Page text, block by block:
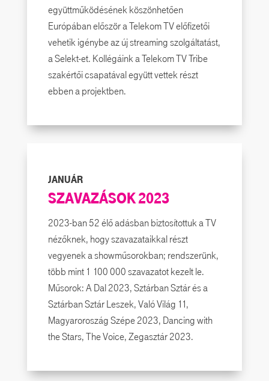
együttműködésének köszönhetően
Európában először a Telekom TV előfizetői
vehetik igénybe az új streaming szolgáltatást,
a Selekt-et. Kollégáink a Telekom TV Tribe
szakértői csapatával együtt vettek részt
ebben a projektben.
JANUÁR
SZAVAZÁSOK 2023
2023-ban 52 élő adásban biztosítottuk a TV
nézőknek, hogy szavazataikkal részt
vegyenek a showműsorokban; rendszerünk,
több mint 1 100 000 szavazatot kezelt le.
Műsorok: A Dal 2023, Sztárban Sztár és a
Sztárban Sztár Leszek, Való Világ 11,
Magyaroroszág Szépe 2023, Dancing with
the Stars, The Voice, Zegasztár 2023.